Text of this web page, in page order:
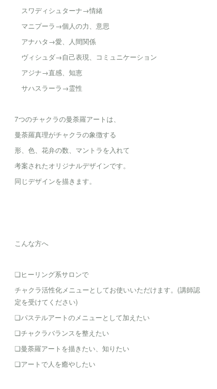
スワディシュターナ→情緒
マニプーラ→個人の力、意思
アナハタ→愛、人間関係
ヴィシュダ→自己表現、コミュニケーション
アジナ→直感、知恵
サハスラーラ→霊性
7つのチャクラの曼荼羅アートは、
曼荼羅真理がチャクラの象徴する
形、色、花弁の数、マントラを入れて
考案されたオリジナルデザインです。
同じデザインを描きます。
こんな方へ
❏ヒーリング系サロンで
チャクラ活性化メニューとしてお使いいただけます。(講師認
定を受けてください)
❏パステルアートのメニューとして加えたい
❏チャクラバランスを整えたい
❏曼荼羅アートを描きたい、知りたい
❏アートで人を癒やしたい